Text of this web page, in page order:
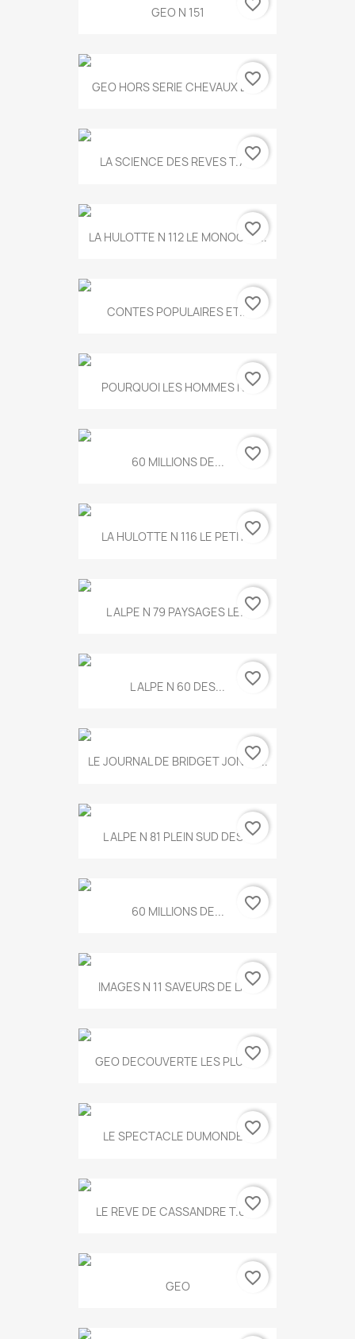
GEO N 151
GEO HORS SERIE CHEVAUX ET...
favorite_border
LA SCIENCE DES REVES T.787
favorite_border
LA HULOTTE N 112 LE MONOCLE...
favorite_border
CONTES POPULAIRES ET...favorite_border
POURQUOI LES HOMMES N...favorite_border
60 MILLIONS DE... favorite_border
LA HULOTTE N 116 LE PETIT...favorite_border
L ALPE N 79 PAYSAGES LE...favorite_border
L ALPE N 60 DES... favorite_border
LE JOURNAL DE BRIDGET JONES...
favorite_border
L ALPE N 81 PLEIN SUD DES...favorite_border
60 MILLIONS DE... favorite_border
IMAGES N 11 SAVEURS DE LA...
favorite_border
GEO DECOUVERTE LES PLUS...
favorite_border
LE SPECTACLE DUMONDE...favorite_border
LE REVE DE CASSANDRE T.634
favorite_border
GEO favorite_border